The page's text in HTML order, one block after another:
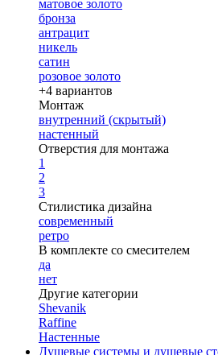
матовое золото
бронза
антрацит
никель
сатин
розовое золото
+4 вариантов
Монтаж
внутренний (скрытый)
настенный
Отверстия для монтажа
1
2
3
Стилистика дизайна
современный
ретро
В комплекте со смесителем
да
нет
Другие категории
Shevanik
Raffine
Настенные
Душевые системы и душевые